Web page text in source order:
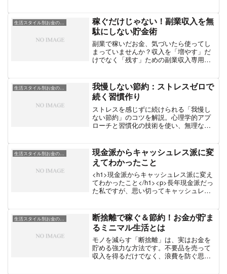
生活スタイル別お金の工夫
稼ぐだけじゃない！副業収入を無
駄にしない貯金術
副業で稼いだお金、気づいたら使ってし
まっていませんか？収入を「増やす」だ
けでなく「残す」ための副業収入専用の
生活スタイル別お金の工夫
我慢しない節約：ストレスゼロで
続く習慣作り
ストレスを感じずに続けられる「我慢し
ない節約」のコツを解説。心理学的アプ
ローチと習慣化の技術を使い、無理なく
生活スタイル別お金の工夫
現金派からキャッシュレス派に変
えてわかったこと
<h1>現金派からキャッシュレス派に変え
てわかったこと</h1><p>長年現金派だっ
た私ですが、思い切ってキャッシュレス
なく不安」という気持ちがありました。
しかし実際にキャッシュレス生活を続け
てみると、予想とは違った変化がたくさ
ん生まれました。本記事では、現金派だ
った私がキャッシュレス派に変えたこと
でわかったメリットや気づき、そして注
意点を詳しくお伝えします。</p><h2>1.
生活スタイル別お金の工夫
断捨離で稼ぐ＆節約！お金が貯ま
るミニマル生活とは
モノを減らす「断捨離」は、実はお金を
貯める強力な方法です。不要品を売って
収入を得るだけでなく、浪費を防ぐ思考